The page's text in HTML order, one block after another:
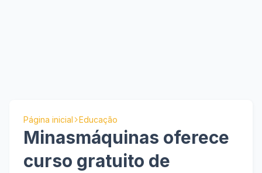
Página inicial Educação
Minasmáquinas oferece
curso gratuito de